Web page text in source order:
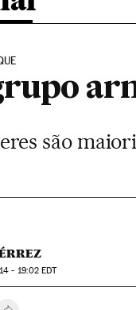
são
- 19:02 EDT